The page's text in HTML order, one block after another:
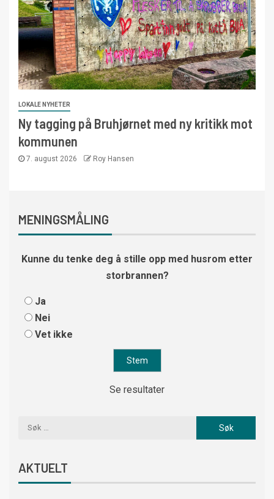
LOKALE NYHETER
Ny tagging på Bruhjørnet med ny kritikk mot
kommunen
7. august 2026 Roy Hansen
MENINGSMÅLING
Kunne du tenke deg å stille opp med husrom etter
storbrannen?
Ja
Nei
Vet ikke
Se resultater
AKTUELT